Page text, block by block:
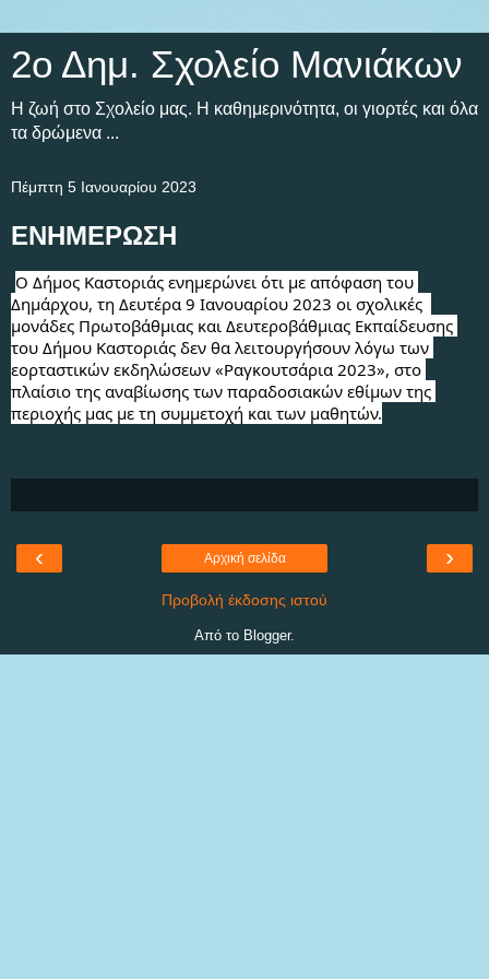
2ο Δημ. Σχολείο Μανιάκων
Η ζωή στο Σχολείο μας. Η καθημερινότητα, οι γιορτές και όλα
τα δρώμενα ...
Πέμπτη 5 Ιανουαρίου 2023
ΕΝΗΜΕΡΩΣΗ
Ο Δήμος Καστοριάς ενημερώνει ότι με απόφαση του
Δημάρχου, τη Δευτέρα 9 Ιανουαρίου 2023 οι σχολικές
μονάδες Πρωτοβάθμιας και Δευτεροβάθμιας Εκπαίδευσης
του Δήμου Καστοριάς δεν θα λειτουργήσουν λόγω των
εορταστικών εκδηλώσεων «Ραγκουτσάρια 2023», στο
πλαίσιο της αναβίωσης των παραδοσιακών εθίμων της
περιοχής μας με τη συμμετοχή και των μαθητών.
‹ ›
Αρχική σελίδα
Προβολή έκδοσης ιστού
Από το Blogger.